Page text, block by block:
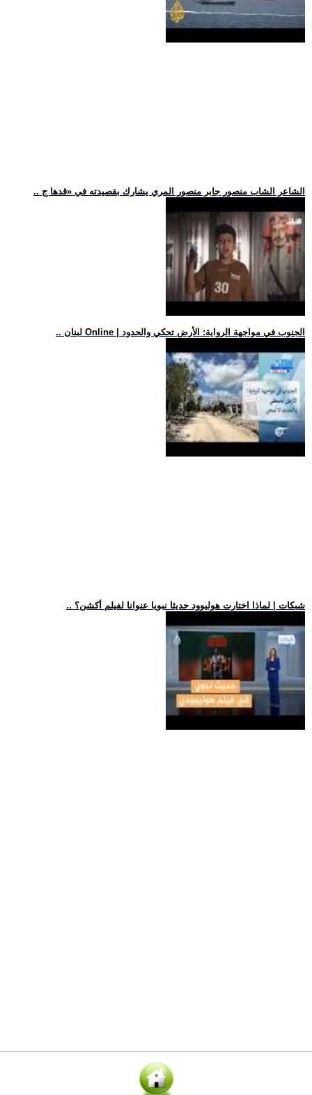
.. الشاعر الشاب منصور جابر منصور المري يشارك بقصيدته في «قدها ج
.. لبنان Online | الجنوب في مواجهة الرواية: الأرض تحكي والحدود
.. شبكات | لماذا اختارت هوليوود حديثا نبويا عنوانا لفيلم أكشن؟